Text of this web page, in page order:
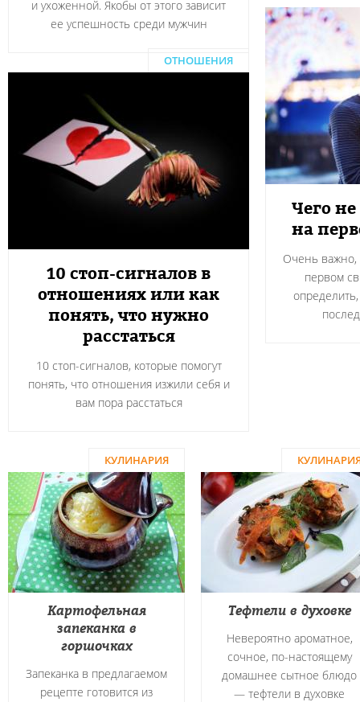
и ухоженной. Якобы от этого зависит
ее успешность среди мужчин
Чего
на
Очень важно,
первом
ОТНОШЕНИЯ
10 стоп-сигналов в
отношениях или как
понять, что нужно
расстаться
10 стоп-сигналов, которые помогут
понять, что отношения изжили себя и
вам пора расстаться
КУЛИНАРИЯ
Картофельная
запеканка в
горшочках
Запеканка в предлагаемом
рецепте готовится из
Тефтели в духовке
Невероятно ароматное,
сочное, по-настоящему
домашнее сытное блюдо
― тефтели в духовке